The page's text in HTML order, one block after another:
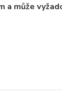
a může